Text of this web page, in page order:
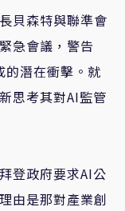
貝森特與聯準會
急會議，警告
的潛在衝擊。就
思考其對AI監管
登政府要求AI公
由是那對產業創